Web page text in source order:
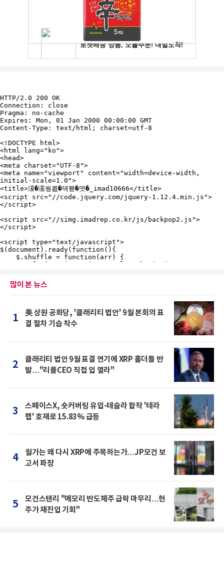
많이 본 뉴스
1
美 상원 공화당, '클래리티 법안' 9월 본회의 표
결 절차 기습 착수
2
클래리티 법안 9월 표결 연기에 XRP 홀더들 반
발…"리플CEO 직접 입 열라"
3
스페이스X, 숏커버링 유입-테슬라 합작 '테라
팹' 호재로 15.83% 급등
4
월가는 왜 다시 XRP에 주목하는가…JP모건 보
고서 파장
5
모건스탠리 "메모리 반도체주 급락 마무리…현
주가 재진입 기회"